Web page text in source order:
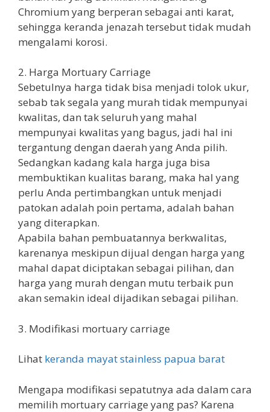
Chromium yang berperan sebagai anti karat,
sehingga keranda jenazah tersebut tidak mudah
mengalami korosi.
2. Harga Mortuary Carriage
Sebetulnya harga tidak bisa menjadi tolok ukur,
sebab tak segala yang murah tidak mempunyai
kwalitas, dan tak seluruh yang mahal
mempunyai kwalitas yang bagus, jadi hal ini
tergantung dengan daerah yang Anda pilih.
Sedangkan kadang kala harga juga bisa
membuktikan kualitas barang, maka hal yang
perlu Anda pertimbangkan untuk menjadi
patokan adalah poin pertama, adalah bahan
yang diterapkan.
Apabila bahan pembuatannya berkwalitas,
karenanya meskipun dijual dengan harga yang
mahal dapat diciptakan sebagai pilihan, dan
harga yang murah dengan mutu terbaik pun
akan semakin ideal dijadikan sebagai pilihan.
3. Modifikasi mortuary carriage
Lihat keranda mayat stainless papua barat
Mengapa modifikasi sepatutnya ada dalam cara
memilih mortuary carriage yang pas? Karena